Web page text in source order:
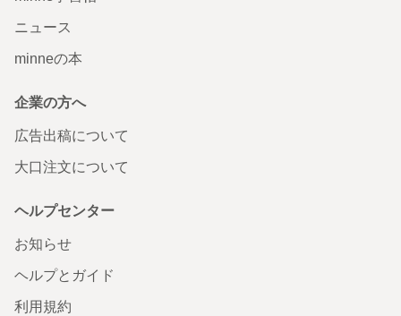
ニュース
minneの本
企業の方へ
広告出稿について
大口注文について
ヘルプセンター
お知らせ
ヘルプとガイド
利用規約